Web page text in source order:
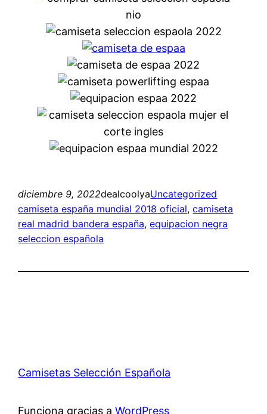
diciembre 9, 2022dealcoolyaUncategorized
camiseta españa mundial 2018 oficial, camiseta
real madrid bandera españa, equipacion negra
seleccion española
Camisetas Selección Española
Funciona gracias aWordPress